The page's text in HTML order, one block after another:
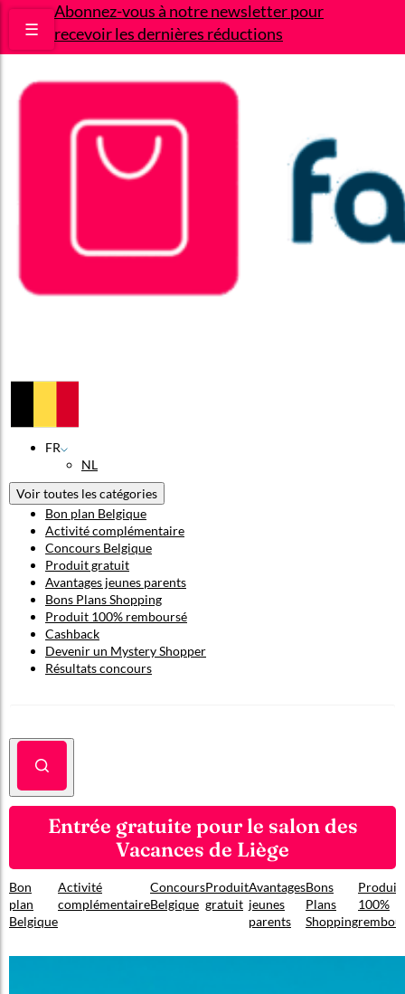
Abonnez-vous à notre newsletter pour
recevoir les dernières réductions
☰
FR
NL
Voir toutes les catégories
Bon plan Belgique
Activité complémentaire
Concours Belgique
Produit gratuit
Avantages jeunes parents
Bons Plans Shopping
Produit 100% remboursé
Cashback
Devenir un Mystery Shopper
Résultats concours
Entrée gratuite pour le salon des
Vacances de Liège
Bon
plan
Belgique
Activité
complémentaire
Concours
Belgique
Produit
gratuit
Avantages
jeunes
parents
Bons
Plans
Shopping
Produit
100%